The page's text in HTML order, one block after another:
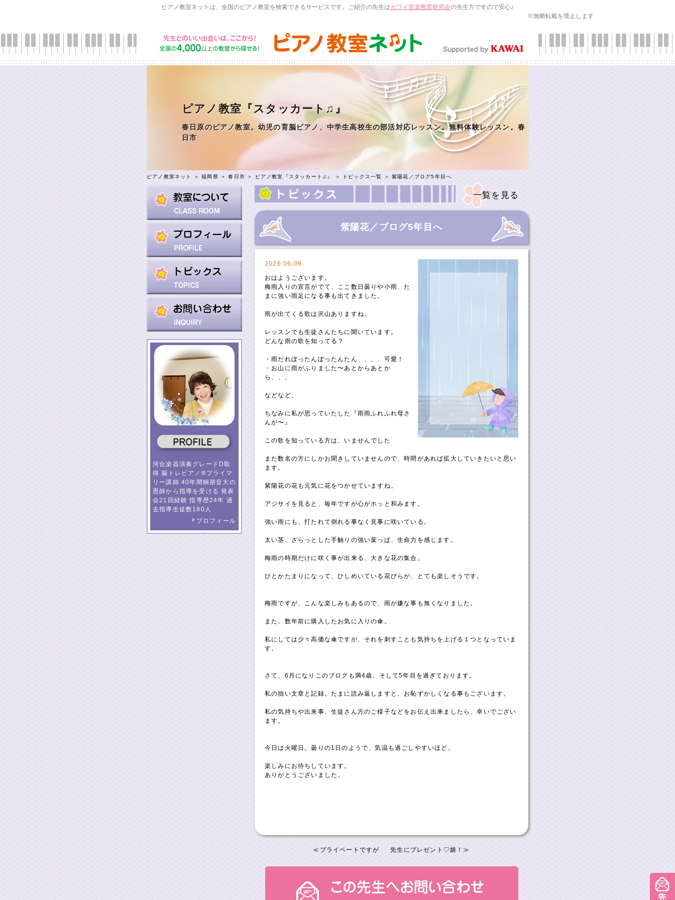
ピアノ教室ネットは、全国のピアノ教室を検索できるサービスです。ご紹介の先生はカワイ音楽教育研究会の先生方ですので安心♪
※無断転載を禁止します
ピアノ教室『スタッカート♫』
春日原のピアノ教室。幼児の育脳ピアノ、中学生高校生の部活対応レッスン。無料体験レッスン。春
日市
ピアノ教室ネット ＞福岡県 ＞春日市 ＞ ピアノ教室『スタッカート♫』 ＞ トピックス一覧 ＞ 紫陽花／ブログ5年目へ
河合楽器演奏グレードD取
得 脳トレピアノ®️プライマ
リー講師 40年間桐朋音大の
恩師から指導を受ける 発表
会21回経験 指導歴24年 過
去指導生徒数180人
プロフィール
一覧を見る
紫陽花／ブログ5年目へ
2026.06.09
おはようございます。
梅雨入りの宣言がでて、ここ数日曇りや小雨、た
まに強い雨足になる事も出てきました。
雨が出てくる歌は沢山ありますね。
レッスンでも生徒さんたちに聞いています。
どんな雨の歌を知ってる？
・雨だれぼったんぽったんたん、、、、可愛！
・お山に雨がふりました〜あとからあとか
ら、、、
などなど、
ちなみに私が思っていたした『雨雨ふれふれ母さ
んが〜』
この歌を知っている方は、いませんでした
また数名の方にしかお聞きしていませんので、時間があれば拡大していきたいと思い
ます。
紫陽花の花も元気に花をつかせていますね。
アジサイを見ると、毎年ですが心がホッと和みます。
強い雨にも、打たれて倒れる事なく見事に咲いている。
太い茎、ざらっとした手触りの強い葉っぱ、生命力を感じます。
梅雨の時期だけに咲く事が出来る、大きな花の集合。
ひとかたまりになって、ひしめいている花びらが、とても楽しそうです。
梅雨ですが、こんな楽しみもあるので、雨が嫌な事も無くなりました。
また、数年前に購入したお気に入りの傘。
私にしては少々高価な傘ですが、それを刺すことも気持ちを上げる１つとなっていま
す。
さて、6月になりこのブログも満4歳、そして5年目を過ぎております。
私の拙い文章と記録。たまに読み返しますと、お恥ずかしくなる事もございます。
私の気持ちや出来事、生徒さん方のご様子などをお伝え出来ましたら、幸いでござい
ます。
今日は火曜日。曇りの1日のようで、気温も過ごしやすいほど。
楽しみにお待ちしています。
ありがとうございました。
≪ プライベートですが 先生にプレゼント♡嬉！≫